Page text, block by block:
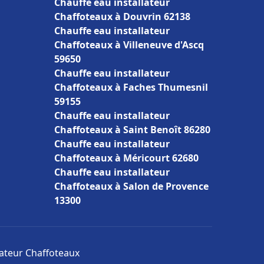
Chaffoteaux à Douvrin 62138
Chauffe eau installateur
Chaffoteaux à Villeneuve d'Ascq
59650
Chauffe eau installateur
Chaffoteaux à Faches Thumesnil
59155
Chauffe eau installateur
Chaffoteaux à Saint Benoît 86280
Chauffe eau installateur
Chaffoteaux à Méricourt 62680
Chauffe eau installateur
Chaffoteaux à Salon de Provence
13300
Chaffoteaux